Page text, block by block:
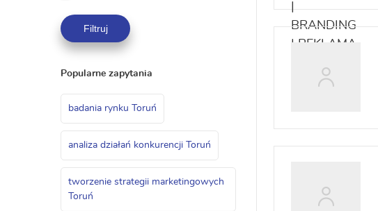
Filtruj
Popularne zapytania
badania rynku Toruń
analiza działań konkurencji Toruń
tworzenie strategii marketingowych
Toruń